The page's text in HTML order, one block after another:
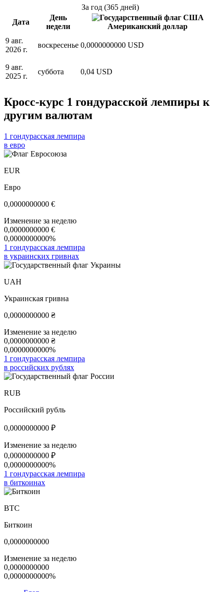
За год (365 дней)
Дата
День
недели
Американский доллар
9 авг.
2026 г.
воскресенье 0,0000000000 USD
9 авг.
2025 г.
суббота 0,04 USD
Кросс-курс 1 гондурасской лемпиры к
другим валютам
1 гондурасская лемпира
в евро
EUR
Евро
0,0000000000 €
Изменение за неделю
0,0000000000 €
0,0000000000%
1 гондурасская лемпира
в украинских гривнах
UAH
Украинская гривна
0,0000000000 ₴
Изменение за неделю
0,0000000000 ₴
0,0000000000%
1 гондурасская лемпира
в российских рублях
RUB
Российский рубль
0,0000000000 ₽
Изменение за неделю
0,0000000000 ₽
0,0000000000%
1 гондурасская лемпира
в биткоинах
BTC
Биткоин
0,0000000000
Изменение за неделю
0,0000000000
0,0000000000%